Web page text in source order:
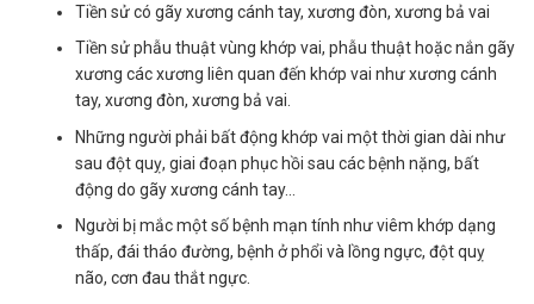
Tiền sử có gãy xương cánh tay, xương đòn, xương bả vai
Tiền sử phẫu thuật vùng khớp vai, phẫu thuật hoặc nắn gãy
xương các xương liên quan đến khớp vai như xương cánh
tay, xương đòn, xương bả vai.
Những người phải bất động khớp vai một thời gian dài như
sau đột quỵ, giai đoạn phục hồi sau các bệnh nặng, bất
động do gãy xương cánh tay…
Người bị mắc một số bệnh mạn tính như viêm khớp dạng
thấp, đái tháo đường, bệnh ở phổi và lồng ngực, đột quỵ
não, cơn đau thắt ngực.